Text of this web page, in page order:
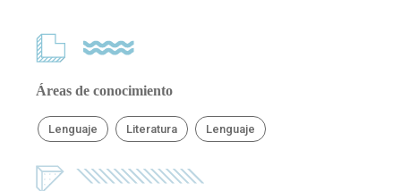
Áreas de conocimiento
Lenguaje Literatura Lenguaje